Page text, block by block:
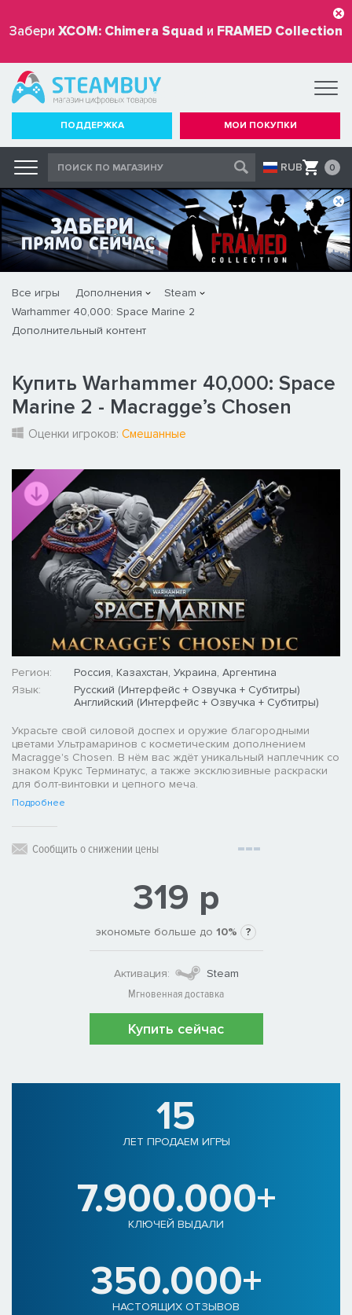
Забери XCOM: Chimera Squad и FRAMED Collection
бесплатно
ПОДДЕРЖКА МОИ ПОКУПКИ
RUB 0
Все игры Дополнения
Steam
Warhammer 40,000: Space Marine 2
Дополнительный контент
Купить Warhammer 40,000: Space
Marine 2 - Macragge’s Chosen
Оценки игроков: Смешанные
Регион:
Россия, Казахстан, Украина, Аргентина
Язык:
Русский (Интерфейс + Озвучка + Субтитры)
Английский (Интерфейс + Озвучка + Субтитры)
Украсьте свой силовой доспех и оружие благородными
цветами Ультрамаринов с косметическим дополнением
Macragge's Chosen. В нём вас ждёт уникальный наплечник со
знаком Крукс Терминатус, а также эксклюзивные раскраски
для болт-винтовки и цепного меча.
Подробнее
Сообщить о снижении цены
319 р
экономьте больше до 10% ?
Активация:
Steam
Мгновенная доставка
Купить сейчас
15
ЛЕТ ПРОДАЕМ ИГРЫ
7.900.000+
КЛЮЧЕЙ ВЫДАЛИ
350.000+
НАСТОЯЩИХ ОТЗЫВОВ